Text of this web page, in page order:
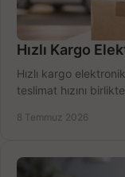
Hızlı Kargo
Hızlı kargo
teslimat hızını
8 Temmuz 2026